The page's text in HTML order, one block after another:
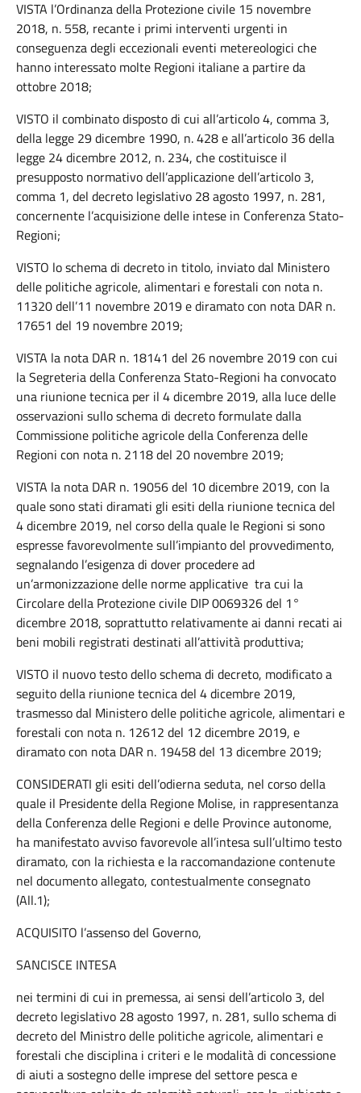
VISTA l’Ordinanza della Protezione civile 15 novembre
2018, n. 558, recante i primi interventi urgenti in
conseguenza degli eccezionali eventi metereologici che
hanno interessato molte Regioni italiane a partire da
ottobre 2018;
VISTO il combinato disposto di cui all’articolo 4, comma 3,
della legge 29 dicembre 1990, n. 428 e all’articolo 36 della
legge 24 dicembre 2012, n. 234, che costituisce il
presupposto normativo dell’applicazione dell’articolo 3,
comma 1, del decreto legislativo 28 agosto 1997, n. 281,
concernente l’acquisizione delle intese in Conferenza Stato-
Regioni;
VISTO lo schema di decreto in titolo, inviato dal Ministero
delle politiche agricole, alimentari e forestali con nota n.
11320 dell’11 novembre 2019 e diramato con nota DAR n.
17651 del 19 novembre 2019;
VISTA la nota DAR n. 18141 del 26 novembre 2019 con cui
la Segreteria della Conferenza Stato-Regioni ha convocato
una riunione tecnica per il 4 dicembre 2019, alla luce delle
osservazioni sullo schema di decreto formulate dalla
Commissione politiche agricole della Conferenza delle
Regioni con nota n. 2118 del 20 novembre 2019;
VISTA la nota DAR n. 19056 del 10 dicembre 2019, con la
quale sono stati diramati gli esiti della riunione tecnica del
4 dicembre 2019, nel corso della quale le Regioni si sono
espresse favorevolmente sull’impianto del provvedimento,
segnalando l’esigenza di dover procedere ad
un’armonizzazione delle norme applicative tra cui la
Circolare della Protezione civile DIP 0069326 del 1°
dicembre 2018, soprattutto relativamente ai danni recati ai
beni mobili registrati destinati all’attività produttiva;
VISTO il nuovo testo dello schema di decreto, modificato a
seguito della riunione tecnica del 4 dicembre 2019,
trasmesso dal Ministero delle politiche agricole, alimentari e
forestali con nota n. 12612 del 12 dicembre 2019, e
diramato con nota DAR n. 19458 del 13 dicembre 2019;
CONSIDERATI gli esiti dell’odierna seduta, nel corso della
quale il Presidente della Regione Molise, in rappresentanza
della Conferenza delle Regioni e delle Province autonome,
ha manifestato avviso favorevole all’intesa sull’ultimo testo
diramato, con la richiesta e la raccomandazione contenute
nel documento allegato, contestualmente consegnato
(All.1);
ACQUISITO l’assenso del Governo,
SANCISCE INTESA
nei termini di cui in premessa, ai sensi dell’articolo 3, del
decreto legislativo 28 agosto 1997, n. 281, sullo schema di
decreto del Ministro delle politiche agricole, alimentari e
forestali che disciplina i criteri e le modalità di concessione
di aiuti a sostegno delle imprese del settore pesca e